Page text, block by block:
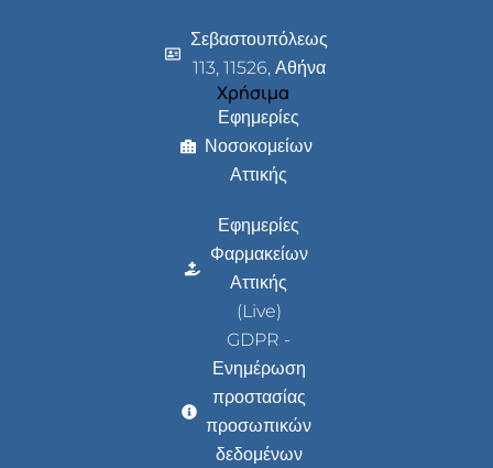
Σεβαστουπόλεως
113, 11526, Αθήνα
Χρήσιμα
Εφημερίες
Νοσοκομείων
Αττικής
Εφημερίες
Φαρμακείων
Αττικής
(Live)
GDPR -
Ενημέρωση
προστασίας
προσωπικών
δεδομένων